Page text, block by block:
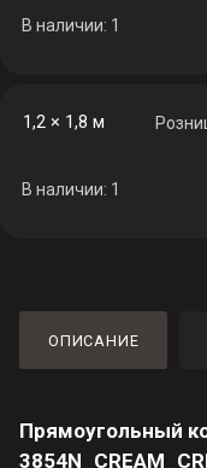
В наличии: 1
1,2 × 1,8 м
В наличии: 1
ОПИСАНИЕ
Прямоугольный